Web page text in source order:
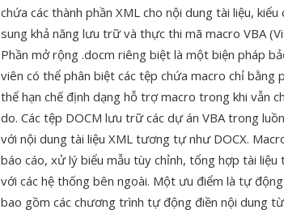
chứa các thành phần XML cho nội dung tài liệu,
sung khả năng lưu trữ và thực thi mã macro VBA
Phần mở rộng .docm riêng biệt là một biện pháp
viên có thể phân biệt các tệp chứa macro chỉ bằng
thể hạn chế định dạng hỗ trợ macro trong khi vẫn
do. Các tệp DOCM lưu trữ các dự án VBA trong
với nội dung tài liệu XML tương tự như DOCX.
báo cáo, xử lý biểu mẫu tùy chỉnh, tổng hợp tài
với các hệ thống bên ngoài. Một ưu điểm là tự
bao gồm các chương trình tự động điền nội dung